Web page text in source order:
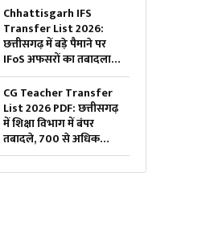
Chhattisgarh IFS
Transfer List 2026:
छत्तीसगढ़ में बड़े पैमाने पर
IFoS अफसरों का तबादला..
भावसे जितेंद्र उपाध्याय को
कटघोरा वनमंडल का जिम्मा,
देखें पूरी लिस्ट
CG Teacher Transfer
List 2026 PDF: छत्तीसगढ़
में शिक्षा विभाग में बंपर
तबादले, 700 से अधिक
शिक्षकों-प्रधान पाठकों का
ट्रांसफर लिस्ट जारी, देखिए